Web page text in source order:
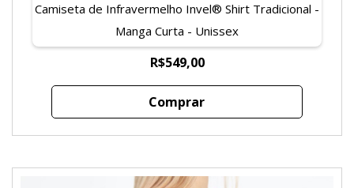
Camiseta de Infravermelho Invel® Shirt Tradicional -
Manga Curta - Unissex
R$549,00
Comprar